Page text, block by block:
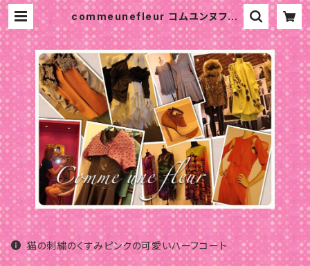
commeunefleur コムユンヌフル
ール パリ 大人可愛い服 パーソナル
カラー 骨格診断 パリスタイル
猫の刺繍のくすみピンクの可愛いハーフコート